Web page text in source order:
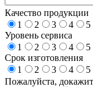
Качество продукции
1
2 3 4
5
Уровень сервиса
1
2 3 4
5
Срок изготовления
1
2 3 4
5
Пожалуйста,